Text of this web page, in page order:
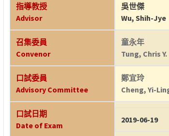
指導教授
Advisor
吳世傑
Wu, Shih-Jye
召集委員
Convenor
童永年
Tung, Chris Y.
口試委員
Advisory Committee
鄭宜玲
Cheng, Yi-
口試日期
Date of Exam
2019-06-19